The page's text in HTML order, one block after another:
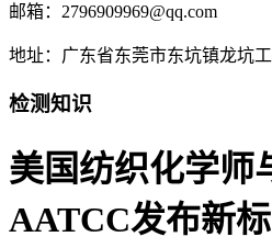
邮箱：2796909969@qq.com
地址：广东省东莞市东坑镇龙坑
检测知识
美国纺织化学师
AATCC发布新